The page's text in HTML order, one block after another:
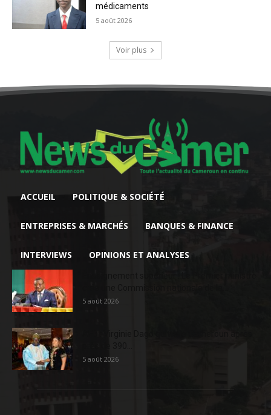
médicaments
5 août 2026
Voir plus
ACCUEIL POLITIQUE & SOCIÉTÉ
ENTREPRISES & MARCHÉS BANQUES & FINANCE
INTERVIEWS OPINIONS ET ANALYSES
5 août 2026
5 août 2026